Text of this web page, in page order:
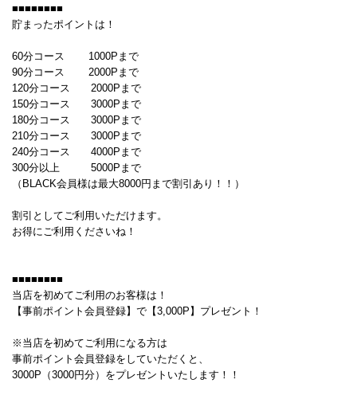
■■■■■■■■
貯まったポイントは！
60分コース 1000Pまで
90分コース 2000Pまで
120分コース 2000Pまで
150分コース 3000Pまで
180分コース 3000Pまで
210分コース 3000Pまで
240分コース 4000Pまで
300分以上 5000Pまで
（BLACK会員様は最大8000円まで割引あり！！）
割引としてご利用いただけます。
お得にご利用くださいね！
■■■■■■■■
当店を初めてご利用のお客様は！
【事前ポイント会員登録】で【3,000P】プレゼント！
※当店を初めてご利用になる方は
事前ポイント会員登録をしていただくと、
3000P（3000円分）をプレゼントいたします！！